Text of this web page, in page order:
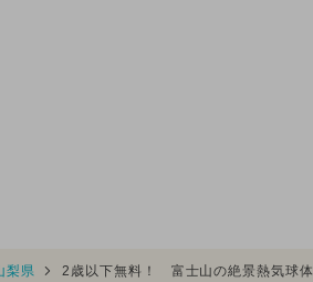
梨県 2歳以下無料！ 富士山の絶景熱気球